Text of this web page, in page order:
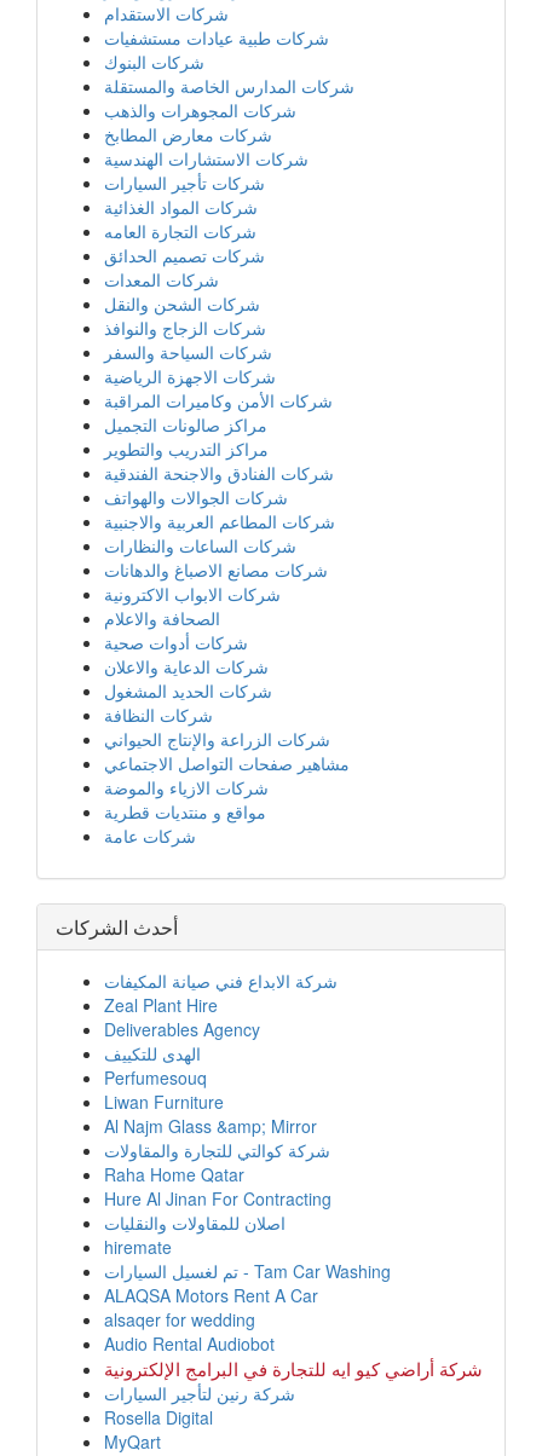
شركات الاستقدام
شركات طبية عيادات مستشفيات
شركات البنوك
شركات المدارس الخاصة والمستقلة
شركات المجوهرات والذهب
شركات معارض المطابخ
شركات الاستشارات الهندسية
شركات تأجير السيارات
شركات المواد الغذائية
شركات التجارة العامه
شركات تصميم الحدائق
شركات المعدات
شركات الشحن والنقل
شركات الزجاج والنوافذ
شركات السياحة والسفر
شركات الاجهزة الرياضية
شركات الأمن وكاميرات المراقبة
مراكز صالونات التجميل
مراكز التدريب والتطوير
شركات الفنادق والاجنحة الفندقية
شركات الجوالات والهواتف
شركات المطاعم العربية والاجنبية
شركات الساعات والنظارات
شركات مصانع الاصباغ والدهانات
شركات الابواب الاكترونية
الصحافة والاعلام
شركات أدوات صحية
شركات الدعاية والاعلان
شركات الحديد المشغول
شركات النظافة
شركات الزراعة والإنتاج الحيواني
مشاهير صفحات التواصل الاجتماعي
شركات الازياء والموضة
مواقع و منتديات قطرية
شركات عامة
أحدث الشركات
شركة الابداع فني صيانة المكيفات
Zeal Plant Hire
Deliverables Agency
الهدى للتكييف
Perfumesouq
Liwan Furniture
Al Najm Glass &amp; Mirror
شركة كوالتي للتجارة والمقاولات
Raha Home Qatar
Hure Al Jinan For Contracting
اصلان للمقاولات والنقليات
hiremate
تم لغسيل السيارات - Tam Car Washing
ALAQSA Motors Rent A Car
alsaqer for wedding
Audio Rental Audiobot
شركة أراضي كيو ايه للتجارة في البرامج الإلكترونية
شركة رنين لتأجير السيارات
Rosella Digital
MyQart